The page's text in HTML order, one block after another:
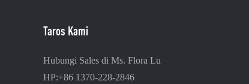
Taros Kami
Hubungi Sales di Ms. Flora Lu
HP:+86 1370-228-2846